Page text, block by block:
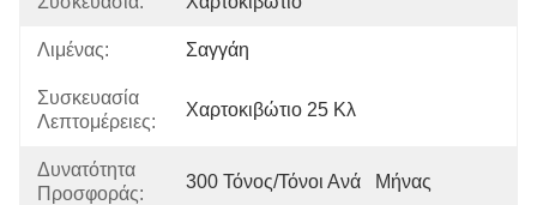
Λιμένας: Σαγγάη
Συσκευασία
Λεπτομέρειες:
Χαρτοκιβώτιο 25 Κλ
Δυνατότητα
Προσφοράς:
300 Τόνος/τόνοι Ανά   Μήνας